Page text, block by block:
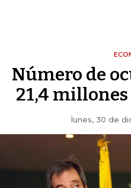
Número de
21,4
lunes, 30 de